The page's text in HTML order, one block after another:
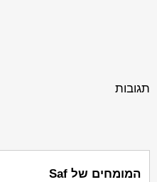
תגובות
המומחים של Saf